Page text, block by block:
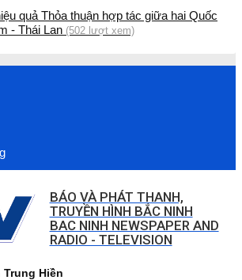
quả Thỏa thuận hợp tác giữa hai Quốc
- Thái Lan (502 lượt xem)
BÁO VÀ PHÁT THANH,
TRUYỀN HÌNH BẮC NINH
BAC NINH NEWSPAPER AND
RADIO - TELEVISION
Hiền